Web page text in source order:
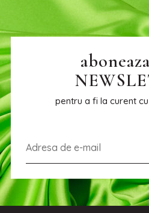
pentru a fi la curent